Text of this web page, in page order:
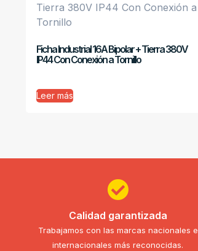
Ficha Industrial 16A Bipolar + Tierra 380V
IP44 Con Conexión a Tornillo
Leer más
Calidad garantizada
Trabajamos con las marcas nacionales e
internacionales más reconocidas.